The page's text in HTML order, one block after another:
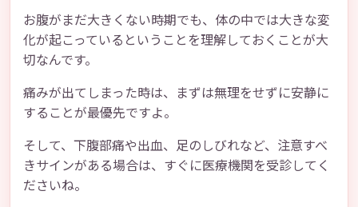
お腹がまだ大きくない時期でも、体の中では大きな変
化が起こっているということを理解しておくことが大
切なんです。
痛みが出てしまった時は、まずは無理をせずに安静に
することが最優先ですよ。
そして、下腹部痛や出血、足のしびれなど、注意すべ
きサインがある場合は、すぐに医療機関を受診してく
ださいね。